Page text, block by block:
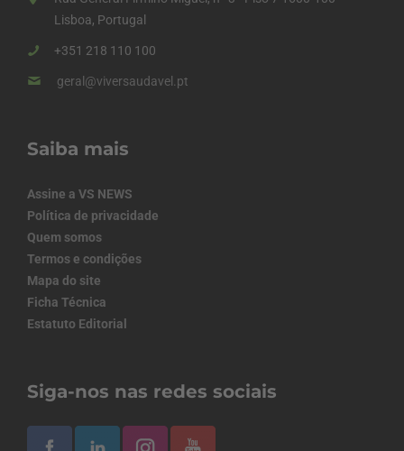
Lisboa, Portugal
+351 218 110 100
geral@viversaudavel.pt
Saiba mais
Assine a VS NEWS
Política de privacidade
Quem somos
Termos e condições
Mapa do site
Ficha Técnica
Estatuto Editorial
Siga-nos nas redes sociais